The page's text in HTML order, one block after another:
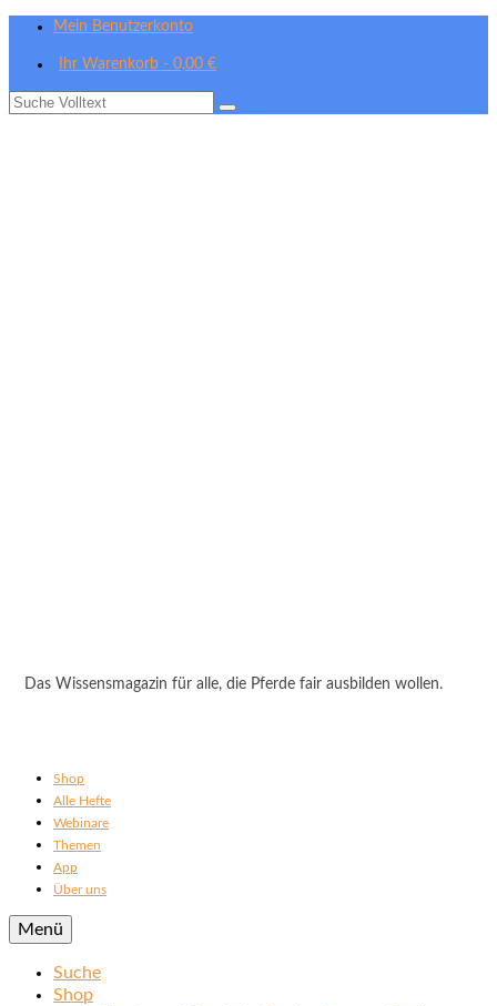
Mein Benutzerkonto
Ihr Warenkorb - 0,00 €
Suche
Das Wissensmagazin für alle, die Pferde fair ausbilden wollen.
Shop
Alle Hefte
Webinare
Themen
App
Über uns
Menü
Suche
Shop